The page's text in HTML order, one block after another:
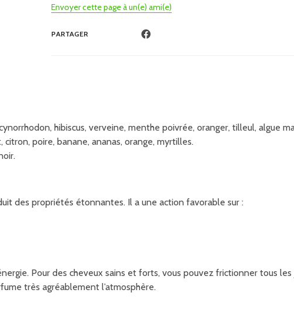
Envoyer cette page à un(e) ami(e)
PARTAGER
hibiscus, verveine, menthe poivrée, oranger, tilleul, algue
citron, poire, banane, ananas, orange, myrtilles.
des propriétés étonnantes. Il a une action favorable sur :
Pour des cheveux sains et forts, vous pouvez frictionner tous
très agréablement l’atmosphère.